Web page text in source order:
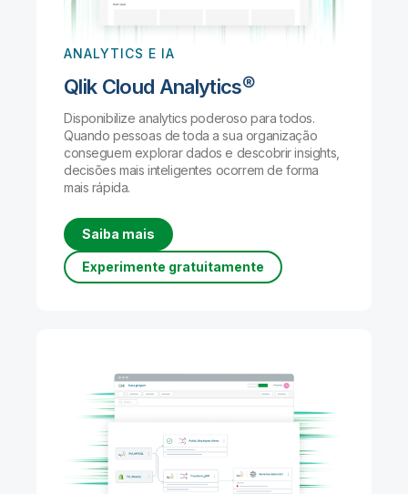
ANALYTICS E IA
Qlik Cloud Analytics®
Disponibilize analytics poderoso para todos.
Quando pessoas de toda a sua organização
conseguem explorar dados e descobrir insights,
decisões mais inteligentes ocorrem de forma
mais rápida.
Saiba mais
Experimente gratuitamente